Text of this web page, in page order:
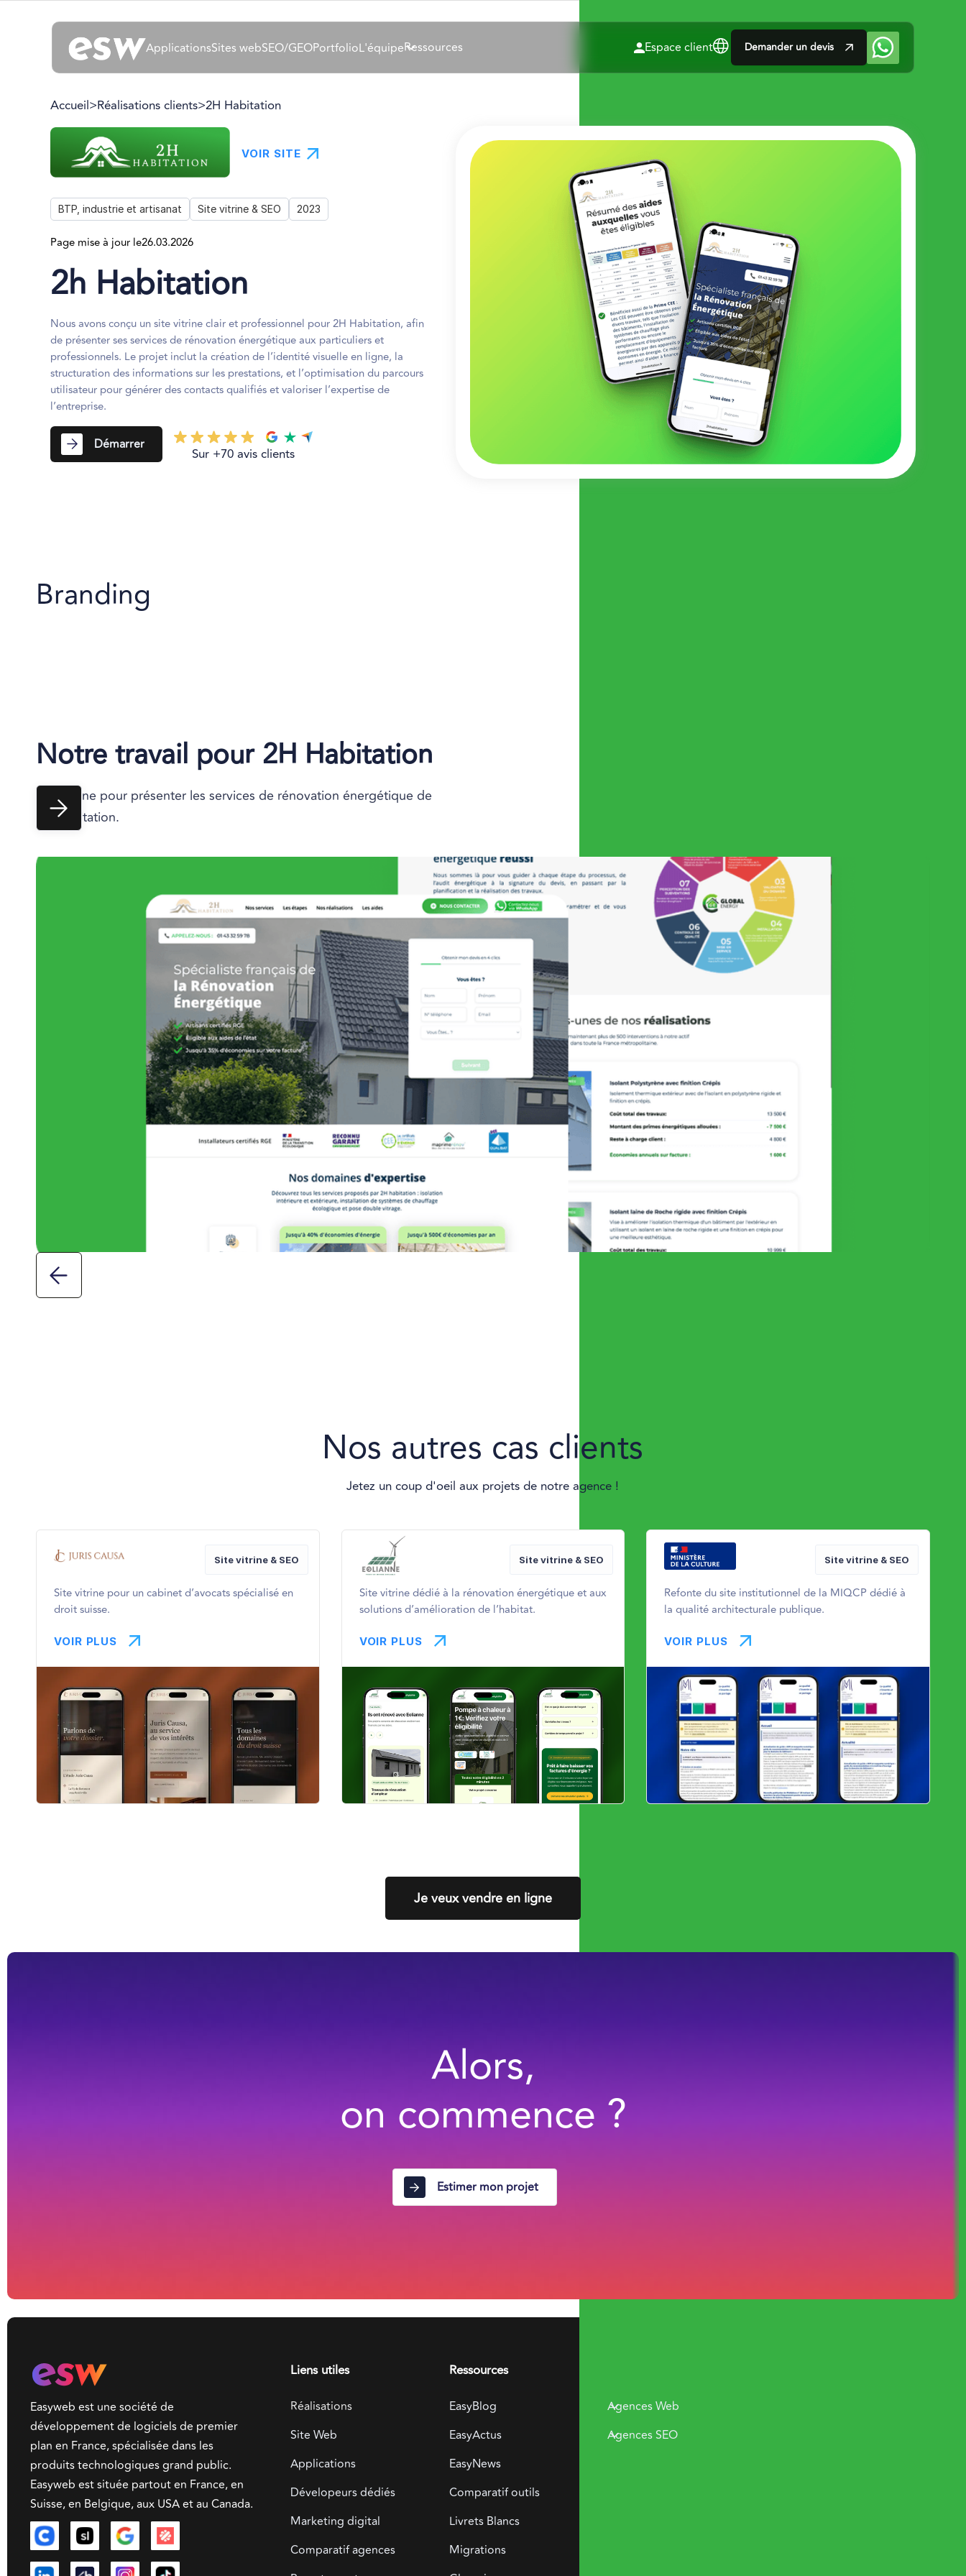
ApplicationsSites webSEO/GEOPortfolioL'équipeRessources Espace client Demander un devis
Accueil>Réalisations clients>2H Habitation
VOIR SITE
BTP, industrie et artisanat Site vitrine & SEO 2023
Page mise à jour le26.03.2026
2h Habitation
Nous avons conçu un site vitrine clair et professionnel pour 2H Habitation, afin
de présenter ses services de rénovation énergétique aux particuliers et
professionnels. Le projet inclut la création de l’identité visuelle en ligne, la
structuration des informations sur les prestations, et l’optimisation du parcours
utilisateur pour générer des contacts qualifiés et valoriser l’expertise de
l’entreprise.
Démarrer
Sur +70 avis clients
Branding
Notre travail pour 2H Habitation
Site vitrine pour présenter les services de rénovation énergétique de
2H Habitation.
Nos autres cas clients
Jetez un coup d'oeil aux projets de notre agence !
Site vitrine pour un cabinet d’avocats spécialisé en
droit suisse.
VOIR PLUS
Site vitrine & SEO
Site vitrine dédié à la rénovation énergétique et aux
solutions d’amélioration de l’habitat.
VOIR PLUS
Site vitrine & SEO
Refonte du site institutionnel de la MIQCP dédié à
la qualité architecturale publique.
VOIR PLUS
Site vitrine & SEO
Je veux vendre en ligne
Alors,
on commence ?
Estimer mon projet
Easyweb est une société de
développement de logiciels de premier
plan en France, spécialisée dans les
produits technologiques grand public.
Easyweb est située partout en France, en
Suisse, en Belgique, aux USA et au Canada.
Liens utiles
Réalisations
Site Web
Applications
Dévelopeurs dédiés
Marketing digital
Comparatif agences
Ressources
EasyBlog
EasyActus
EasyNews
Comparatif outils
Livrets Blancs
Migrations
Agences Web
Agences SEO